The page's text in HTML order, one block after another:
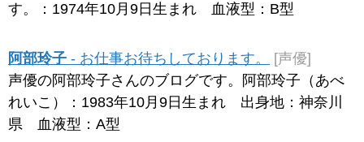
す。：1974年10月9日生まれ 血液型：B型
阿部玲子 - お仕事お待ちしております。
[声優]
声優の阿部玲子さんのブログです。阿部玲子（あべ
れいこ）：1983年10月9日生まれ 出身地：神奈川
県 血液型：A型